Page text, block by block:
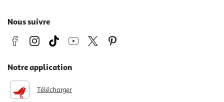
Nous suivre
Notre application
Télécharger